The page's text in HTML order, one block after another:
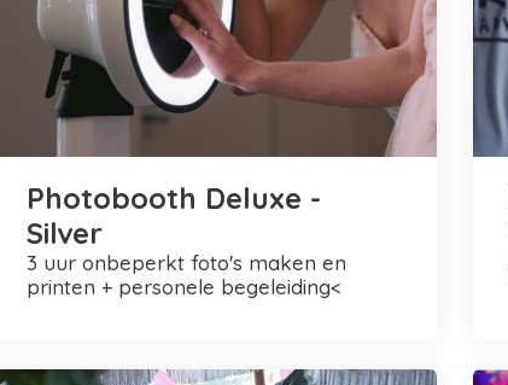
Photobooth Deluxe -
Silver
3 uur onbeperkt foto's maken en
printen + personele begeleiding<